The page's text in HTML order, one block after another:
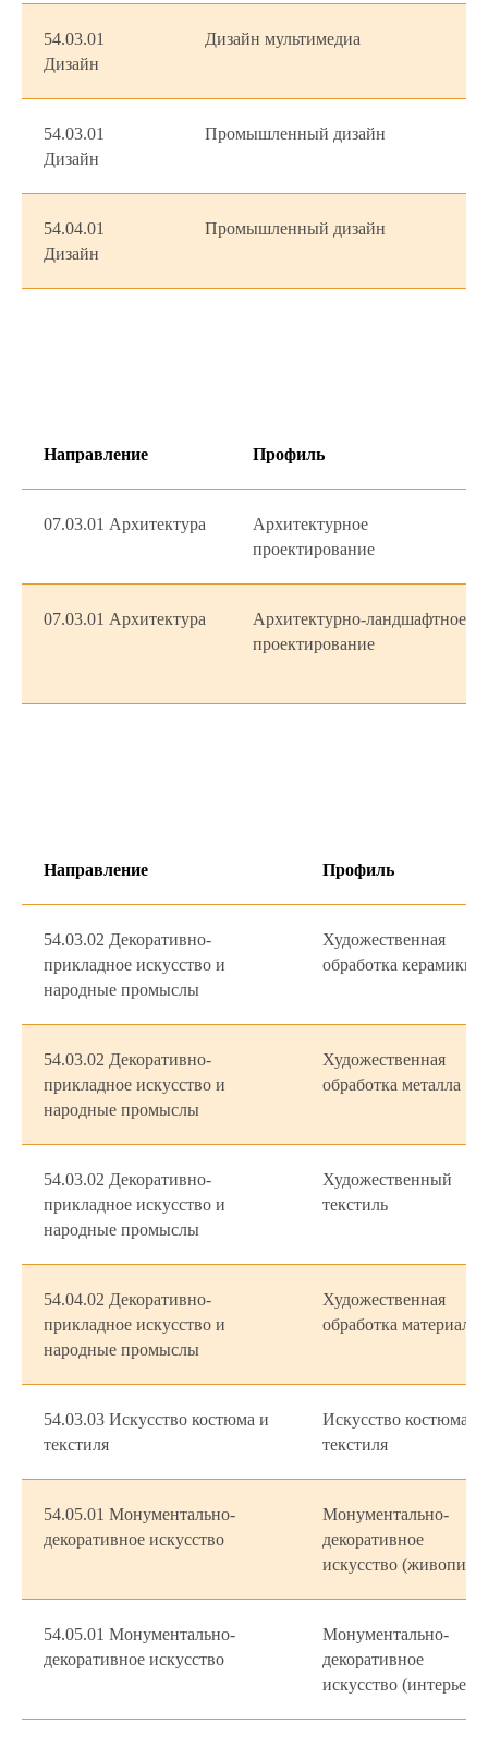
54.03.01
Дизайн
Дизайн мультимедиа
54.03.01
Дизайн
Промышленный дизайн
54.04.01
Дизайн
Промышленный дизайн
Направление Профиль
07.03.01 Архитектура
Архитектурное
проектирование
07.03.01 Архитектура
Архитектурно-ландшафтное
проектирование
Направление Профиль
54.03.02 Декоративно-
прикладное искусство и
народные промыслы
Художественная
обработка керамики
54.03.02 Декоративно-
прикладное искусство и
народные промыслы
Художественная
обработка металла
54.03.02 Декоративно-
прикладное искусство и
народные промыслы
Художественный
текстиль
54.04.02 Декоративно-
прикладное искусство и
народные промыслы
Художественная
обработка материалов
54.03.03 Искусство костюма и
текстиля
Искусство костюма и
текстиля
54.05.01 Монументально-
декоративное искусство
Монументально-
декоративное
искусство (живопись)
54.05.01 Монументально-
декоративное искусство
Монументально-
декоративное
искусство (интерьер)